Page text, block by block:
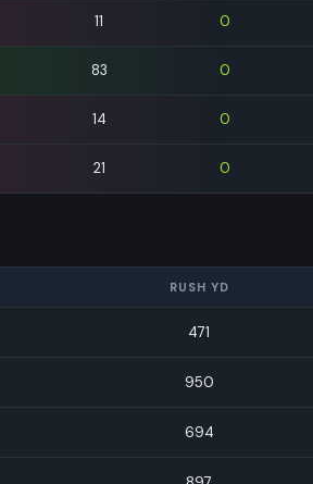
11 0
83 0
14 0
21 0
RUSH YD
471
950
694